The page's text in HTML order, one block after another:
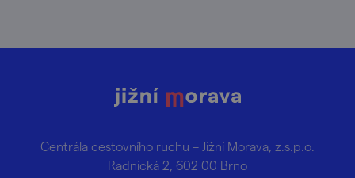
Centrála cestovního ruchu – Jižní Morava, z.s.p.o.
Radnická 2, 602 00 Brno